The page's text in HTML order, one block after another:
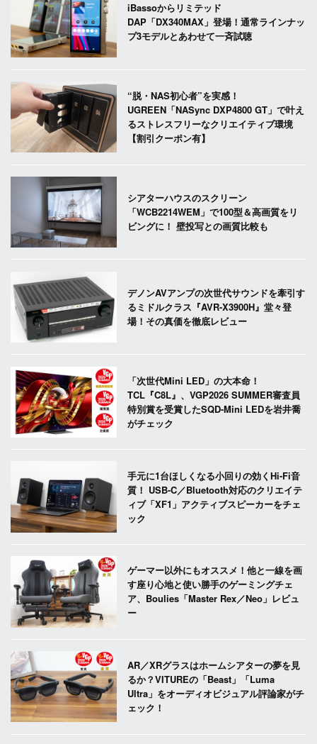
iBassoからリミテッド
DAP「DX340MAX」登場！通常ラインナッ
プ3モデルとあわせて一斉試聴
“脱・NAS初心者”を実感！
UGREEN「NASync DXP4800 GT」で叶え
るストレスフリーなクリエイティブ環境
【割引クーポン有】
シアターハウスのスクリーン
「WCB2214WEM」で100型＆高画質をリ
ビングに！ 壁投写との画質比較も
デノンAVアンプの次世代サウンドを牽引す
るミドルクラス『AVR-X3900H』堂々登
場！その真価を徹底レビュー
「次世代Mini LED」の大本命！
TCL『C8L』、VGP2026 SUMMER審査員
特別賞を受賞したSQD-Mini LEDを岩井喬
がチェック
手元に1台ほしくなる小回りの効くHi-Fi音
質！ USB-C／Bluetooth対応のクリエイテ
ィブ「XF1」アクティブスピーカーをチェ
ック
ゲーマー以外にもオススメ！他と一線を画
す座り心地と使い勝手のゲーミングチェ
ア、Boulies「Master Rex／Neo」レビュ
ー
AR／XRグラスはホームシアターの夢を見
るか？VITUREの「Beast」「Luma
Ultra」をオーディオビジュアル評論家がチ
ェック！